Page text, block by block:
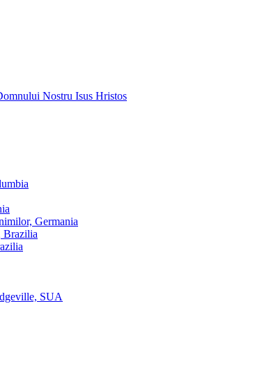
Nostru Isus Hristos
Germania
Brazilia
SUA